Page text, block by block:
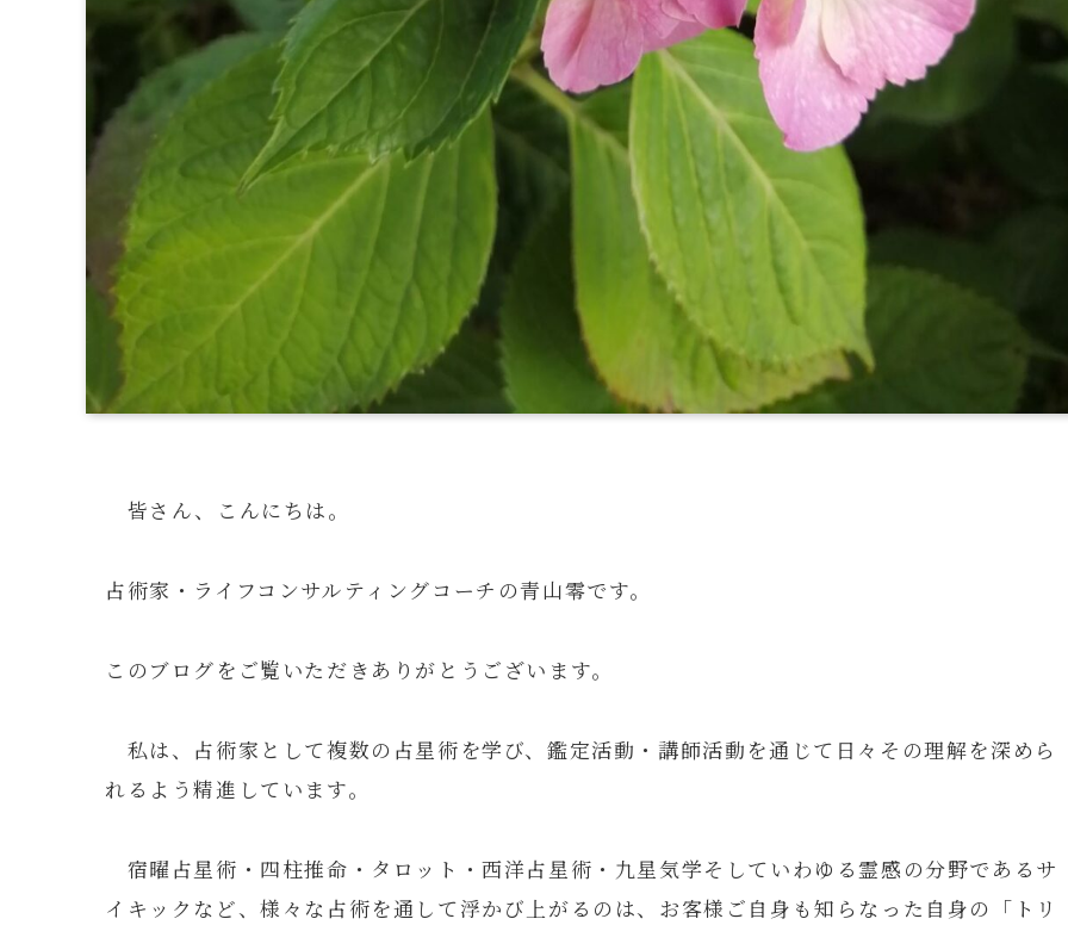
皆さん、こんにちは。
占術家・ライフコンサルティングコーチの青山零です。
このブログをご覧いただきありがとうございます。
私は、占術家として複数の占星術を学び、鑑定活動・講師活動を通じて日々その理解を深めら
れるよう精進しています。
宿曜占星術・四柱推命・タロット・西洋占星術・九星気学そしていわゆる霊感の分野であるサ
イキックなど、様々な占術を通して浮かび上がるのは、お客様ご自身も知らなった自身の「トリ